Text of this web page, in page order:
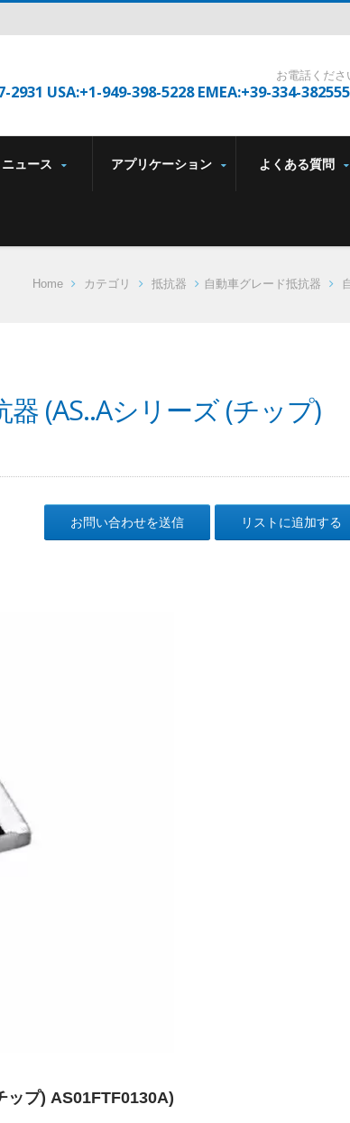
お電話くださ
2931 USA:+1-949-398-5228 EMEA:+39-334-
ニュース アプリケーション よくある質問
Home カテゴリ 抵抗器 自動車グレード抵抗器
(AS..Aシリーズ (チップ)
お問い合わせを送信 リストに追加する
ップ) AS01FTF0130A)